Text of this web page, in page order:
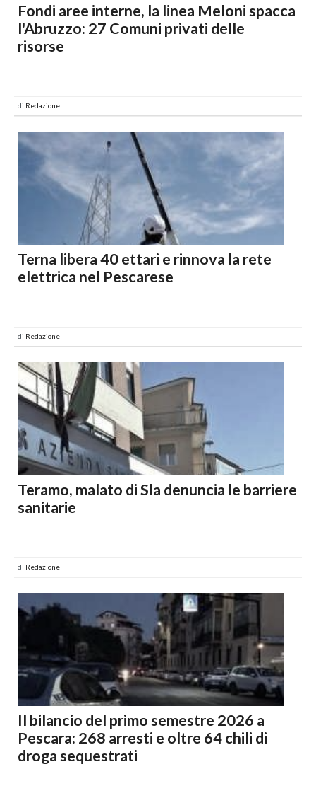
Fondi aree interne, la linea Meloni spacca
l'Abruzzo: 27 Comuni privati delle
risorse
di Redazione
Terna libera 40 ettari e rinnova la rete
elettrica nel Pescarese
di Redazione
Teramo, malato di Sla denuncia le barriere
sanitarie
di Redazione
Il bilancio del primo semestre 2026 a
Pescara: 268 arresti e oltre 64 chili di
droga sequestrati